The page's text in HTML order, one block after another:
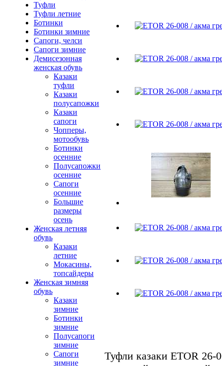
Туфли
Туфли летние
Ботинки
Ботинки зимние
Сапоги, челси
Сапоги зимние
Демисезонная
женская обувь
Казаки
туфли
Казаки
полусапожки
Казаки
сапоги
Чопперы,
мотообувь
Ботинки
осенние
Полусапожки
осенние
Сапоги
осенние
Большие
размеры
осень
Женская летняя
обувь
Казаки
летние
Мокасины,
топсайдеры
Женская зимняя
обувь
Казаки
зимние
Ботинки
зимние
Полусапоги
зимние
Сапоги
зимние
Туфли казаки ETOR